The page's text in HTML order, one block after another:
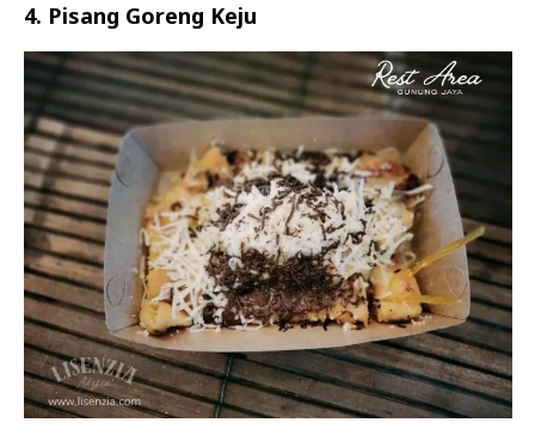
4. Pisang Goreng Keju